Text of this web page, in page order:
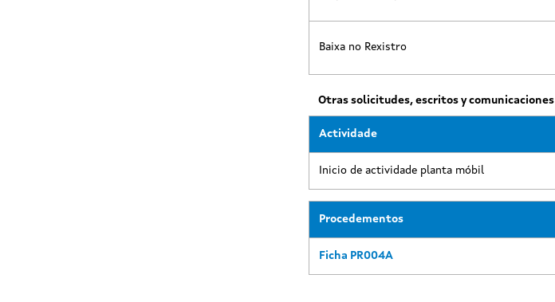
Baixa no Rexistro
Otras solicitudes, escritos y comunicaciones
Actividade
Inicio de actividade planta móbil
Procedementos
Ficha PR004A